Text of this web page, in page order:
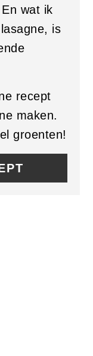
wat ik
is
recept
maken.
groenten!